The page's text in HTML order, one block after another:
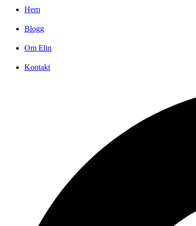
Hem
Blogg
Om Elin
Kontakt